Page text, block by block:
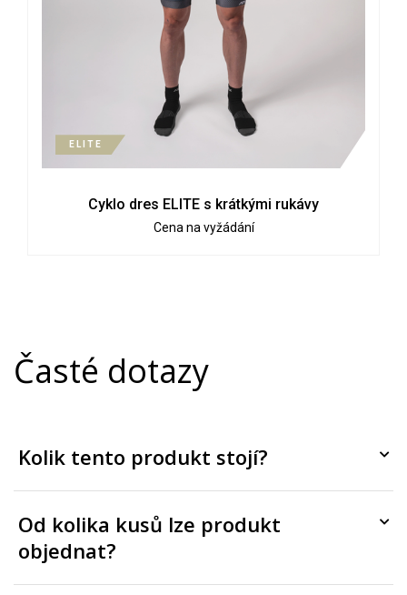
ELITE
Cyklo dres ELITE s krátkými rukávy
Cena na vyžádání
Časté dotazy
Kolik tento produkt stojí?
Od kolika kusů lze produkt
objednat?